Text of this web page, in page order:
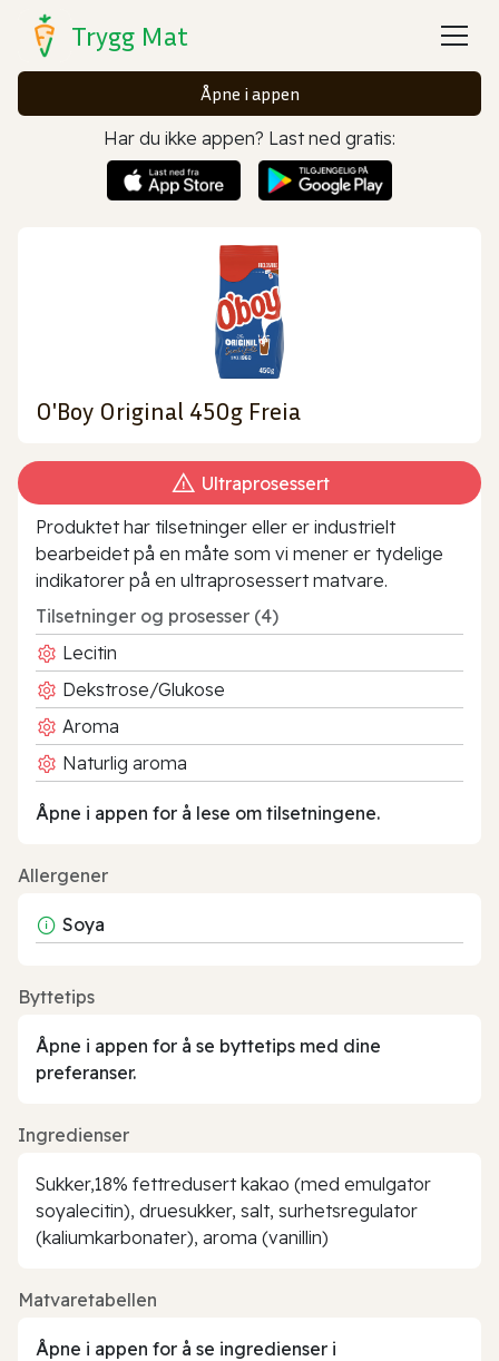
Trygg Mat
Åpne i appen
Har du ikke appen? Last ned gratis:
O'Boy Original 450g Freia
Ultraprosessert
Produktet har tilsetninger eller er industrielt
bearbeidet på en måte som vi mener er tydelige
indikatorer på en ultraprosessert matvare.
Tilsetninger og prosesser (4)
Lecitin
Dekstrose/Glukose
Aroma
Naturlig aroma
Åpne i appen for å lese om tilsetningene.
Allergener
Soya
Byttetips
Åpne i appen for å se byttetips med dine
preferanser.
Ingredienser
Sukker,18% fettredusert kakao (med emulgator
soyalecitin), druesukker, salt, surhetsregulator
(kaliumkarbonater), aroma (vanillin)
Matvaretabellen
Åpne i appen for å se ingredienser i